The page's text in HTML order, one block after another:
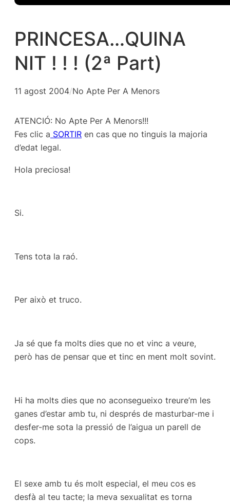
PRINCESA…QUINA
NIT ! ! ! (2ª Part)
11 agost 2004/No Apte Per A Menors
ATENCIÓ: No Apte Per A Menors!!!
Fes clic a SORTIR en cas que no tinguis la majoria
d’edat legal.
Hola preciosa!
Si.
Tens tota la raó.
Per això et truco.
Ja sé que fa molts dies que no et vinc a veure,
però has de pensar que et tinc en ment molt sovint.
Hi ha molts dies que no aconsegueixo treure’m les
ganes d’estar amb tu, ni després de masturbar-me i
desfer-me sota la pressió de l’aigua un parell de
cops.
El sexe amb tu és molt especial, el meu cos es
desfà al teu tacte; la meva sexualitat es torna